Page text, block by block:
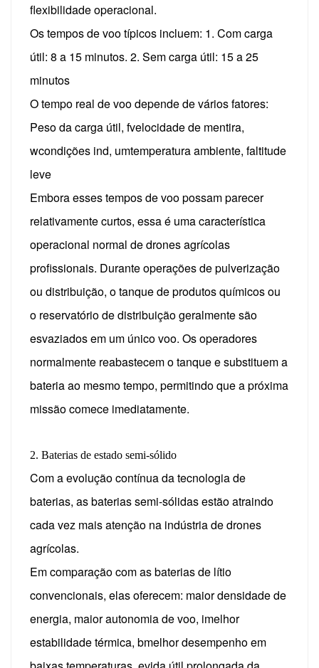
flexibilidade operacional.
Os tempos de voo típicos incluem: 1. Com carga
útil: 8 a 15 minutos.2. Sem carga útil: 15 a 25
minutos
O tempo real de voo depende de vários fatores:
Peso da carga útil, fvelocidade de mentira,
wcondições ind, umtemperatura ambiente, faltitude
leve
Embora esses tempos de voo possam parecer
relativamente curtos, essa é uma característica
operacional normal de drones agrícolas
profissionais. Durante operações de pulverização
ou distribuição, o tanque de produtos químicos ou
o reservatório de distribuição geralmente são
esvaziados em um único voo. Os operadores
normalmente reabastecem o tanque e substituem a
bateria ao mesmo tempo, permitindo que a próxima
missão comece imediatamente.
2. Baterias de estado semi-sólido
Com a evolução contínua da tecnologia de
baterias, as baterias semi-sólidas estão atraindo
cada vez mais atenção na indústria de drones
agrícolas.
Em comparação com as baterias de lítio
convencionais, elas oferecem: maior densidade de
energia, maior autonomia de voo, imelhor
estabilidade térmica, bmelhor desempenho em